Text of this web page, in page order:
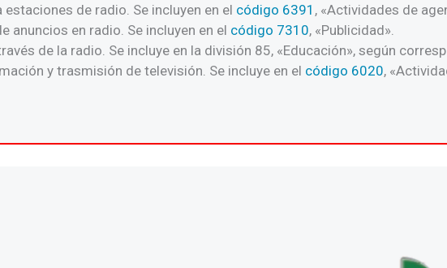
de radio. Se incluyen en el código 6391 , «Actividades de
anuncios en radio. Se incluyen en el código 7310, «Publicidad».
de la radio. Se incluye en la división 85, «Educación», según
y trasmisión de televisión. Se incluye en el código 6020,